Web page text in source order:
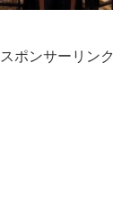
スポンサーリンク